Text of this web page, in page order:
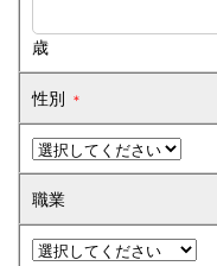
企業情報
全但バスの取り組み
SDGsへの取り組み
求人情報
歳
性別 ＊
職業